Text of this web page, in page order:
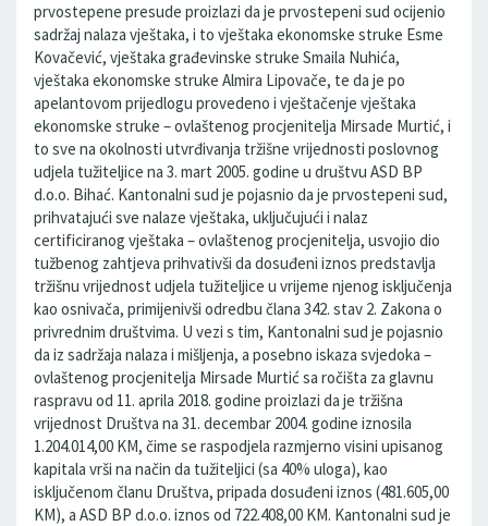
prvostepene presude proizlazi da je prvostepeni sud ocijenio
sadržaj nalaza vještaka, i to vještaka ekonomske struke Esme
Kovačević, vještaka građevinske struke Smaila Nuhića,
vještaka ekonomske struke Almira Lipovače, te da je po
apelantovom prijedlogu provedeno i vještačenje vještaka
ekonomske struke – ovlaštenog procjenitelja Mirsade Murtić, i
to sve na okolnosti utvrđivanja tržišne vrijednosti poslovnog
udjela tužiteljice na 3. mart 2005. godine u društvu ASD BP
d.o.o. Bihać. Kantonalni sud je pojasnio da je prvostepeni sud,
prihvatajući sve nalaze vještaka, uključujući i nalaz
certificiranog vještaka – ovlaštenog procjenitelja, usvojio dio
tužbenog zahtjeva prihvativši da dosuđeni iznos predstavlja
tržišnu vrijednost udjela tužiteljice u vrijeme njenog isključenja
kao osnivača, primijenivši odredbu člana 342. stav 2. Zakona o
privrednim društvima. U vezi s tim, Kantonalni sud je pojasnio
da iz sadržaja nalaza i mišljenja, a posebno iskaza svjedoka –
ovlaštenog procjenitelja Mirsade Murtić sa ročišta za glavnu
raspravu od 11. aprila 2018. godine proizlazi da je tržišna
vrijednost Društva na 31. decembar 2004. godine iznosila
1.204.014,00 KM, čime se raspodjela razmjerno visini upisanog
kapitala vrši na način da tužiteljici (sa 40% uloga), kao
isključenom članu Društva, pripada dosuđeni iznos (481.605,00
KM), a ASD BP d.o.o. iznos od 722.408,00 KM. Kantonalni sud je